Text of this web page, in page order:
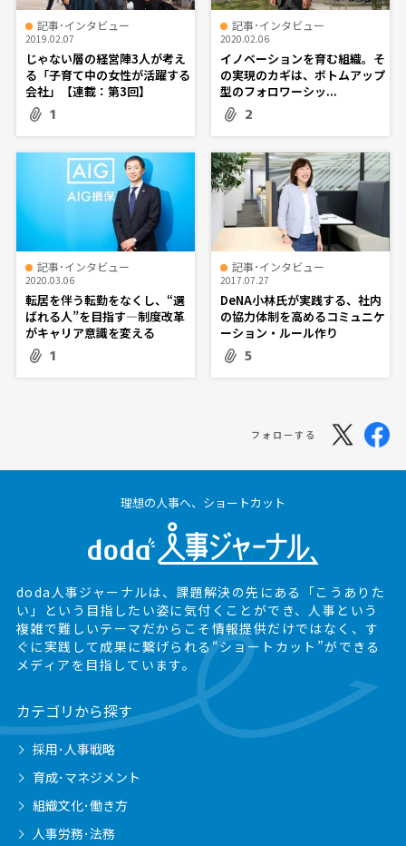
記事･インタビュー
2019.02.07
じゃない層の経営陣3人が考え
る「子育て中の女性が活躍する
会社」【連載：第3回】
1
記事･インタビュー
2020.02.06
イノベーションを育む組織。そ
の実現のカギは、ボトムアップ
型のフォロワーシッ...
2
記事･インタビュー
2020.03.06
転居を伴う転勤をなくし、“選
ばれる人”を目指す―制度改革
がキャリア意識を変える
1
記事･インタビュー
2017.07.27
DeNA小林氏が実践する、社内
の協力体制を高めるコミュニケ
ーション・ルール作り
5
フォローする
理想の人事へ、ショートカット
doda人事ジャーナルは、課題解決の先にある
「こうありた
い」という目指したい姿に気付くことができ、人事という
複雑で難しいテーマだからこそ情報提供だけではなく、 す
ぐに実践して成果に繋げられる“ショートカット”ができる
メディアを目指しています。
カテゴリから探す
採用･人事戦略
育成･マネジメント
組織文化･働き方
人事労務･法務